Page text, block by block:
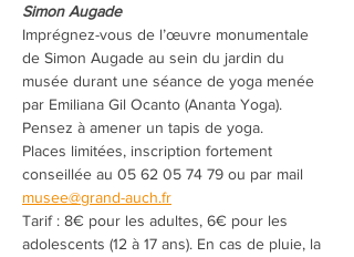
Simon Augade
Imprégnez-vous de l’œuvre monumentale
de Simon Augade au sein du jardin du
musée durant une séance de yoga menée
par Emiliana Gil Ocanto (Ananta Yoga).
Pensez à amener un tapis de yoga.
Places limitées, inscription fortement
conseillée au 05 62 05 74 79 ou par mail
musee@grand-auch.fr
Tarif : 8€ pour les adultes, 6€ pour les
adolescents (12 à 17 ans). En cas de pluie, la